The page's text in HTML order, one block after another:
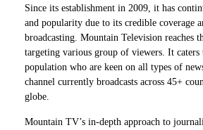
Since its establishment in 2009, it has
and popularity due to its credible coverage
broadcasting. Mountain Television reaches
targeting various group of viewers. It caters
population who are keen on all types of
channel currently broadcasts across 45+
globe.
Mountain TV’s in-depth approach to